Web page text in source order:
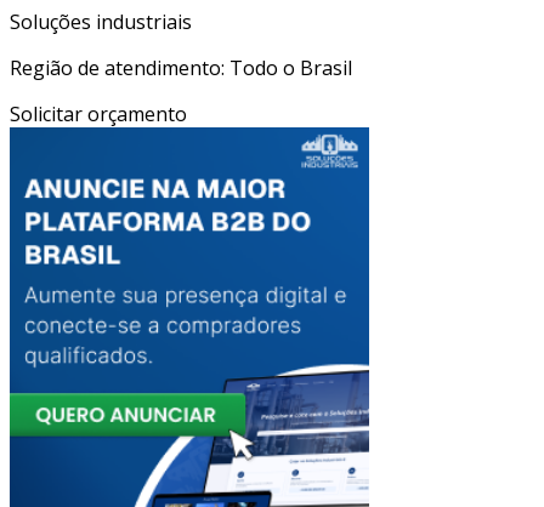
Soluções industriais
Região de atendimento: Todo o Brasil
Solicitar orçamento